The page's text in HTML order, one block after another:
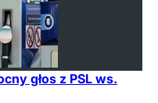
głos z PSL ws.